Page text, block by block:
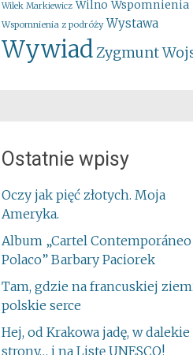
Wilek Markiewicz Wilno Wspomnienia
Wspomnienia z podróży Wystawa
WywiadZygmunt
Ostatnie wpisy
Oczy jak pięć złotych. Moja
Ameryka.
Album „Cartel Contemporáneo
Polaco” Barbary Paciorek
Tam, gdzie na francuskiej
polskie serce
Hej, od Krakowa jadę, w dalekie
strony… i na Listę UNESCO!